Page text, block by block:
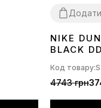
Додати
3637 3839
NIKE
BLACK
Код товару:
4743 грн